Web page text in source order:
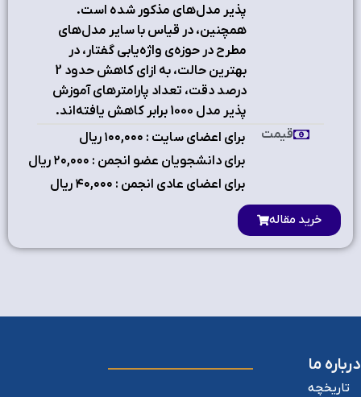
پذیر مدل‌های مذکور شده است.
همچنین، در قیاس با سایر مدل‌های
مطرح در حوزه‌ی واژه‌یابی گفتار، در
بهترین حالت، به ازای کاهش حدود 2
درصد دقت، تعداد پارامترهای آموزش
پذیر مدل 1000 برابر کاهش یافته‌اند.
برای اعضای سایت : ۱٠٠,٠٠٠ ریال
برای دانشجویان عضو انجمن : ۲٠,٠٠٠ ریال
برای اعضای عادی انجمن : ۴٠,٠٠٠ ریال
قیمت
خرید مقاله
درباره ما
تاریخچه